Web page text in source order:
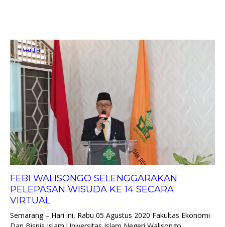
Berita
FEBI WALISONGO SELENGGARAKAN
PELEPASAN WISUDA KE 14 SECARA
VIRTUAL
Semarang – Hari ini, Rabu 05 Agustus 2020 Fakultas Ekonomi